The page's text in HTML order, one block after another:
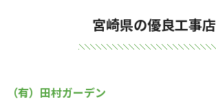
宮崎県の優良工事店
（有）田村ガーデン